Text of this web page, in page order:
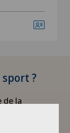
sport ?
de la
des